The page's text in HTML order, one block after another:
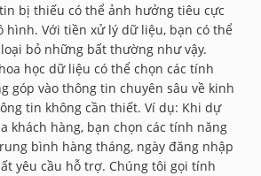
bị thiếu có thể ảnh hưởng tiêu cực
hình. Với tiền xử lý dữ liệu, bạn có thể
bỏ những bất thường như vậy.
học dữ liệu có thể chọn các tính
góp vào thông tin chuyên sâu về kinh
tin không cần thiết. Ví dụ: Khi dự
khách hàng, bạn chọn các tính năng
bình hàng tháng, ngày đăng nhập
yêu cầu hỗ trợ. Chúng tôi gọi tính